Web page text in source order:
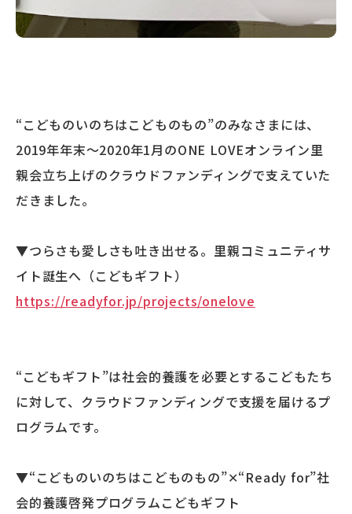
“こどものいのちはこどものもの”のみなさまには、
2019年年末～2020年1月のONE LOVEオンライン里
親会立ち上げのクラウドファンディングで支えていた
だきました。
▼つらさも愛しさも吐き出せる。里親コミュニティサ
イト誕生へ（こどもギフト）
https://readyfor.jp/projects/onelove
“こどもギフト”は社会的養護を必要とするこどもたち
に対して、クラウドファンディングで支援を届けるプ
ログラムです。
▼“こどものいのちはこどものもの”✕“Ready for”社
会的養護啓発プログラムこどもギフト